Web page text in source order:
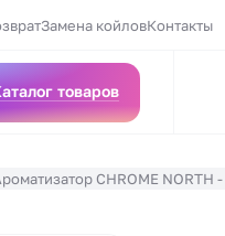
Замена койловКонтакты
товаров
CHROME NORTH